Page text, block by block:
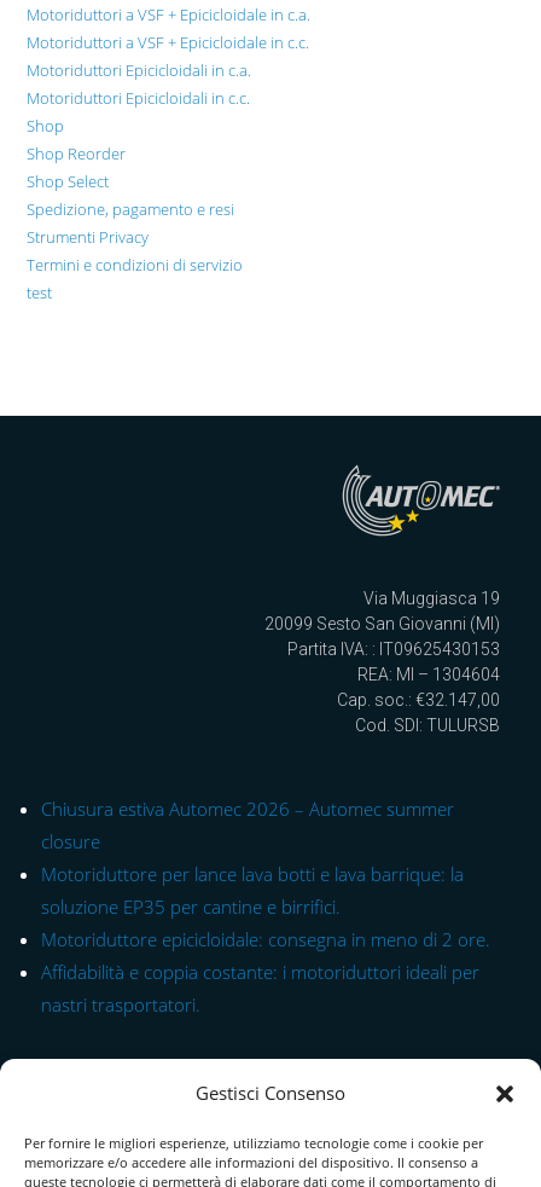
Gestisci Consenso
Per fornire le migliori esperienze, utilizziamo tecnologie come i cookie per
memorizzare e/o accedere alle informazioni del dispositivo. Il consenso a
queste tecnologie ci permetterà di elaborare dati come il comportamento di
Motoriduttori a VSF + Epicicloidale in c.a.
Motoriduttori a VSF + Epicicloidale in c.c.
Motoriduttori Epicicloidali in c.a.
Motoriduttori Epicicloidali in c.c.
Shop
Shop Reorder
Shop Select
Spedizione, pagamento e resi
Strumenti Privacy
Termini e condizioni di servizio
test
Via Muggiasca 19
20099 Sesto San Giovanni (MI)
Partita IVA: : IT09625430153
REA: MI – 1304604
Cap. soc.: €32.147,00
Cod. SDI: TULURSB
Chiusura estiva Automec 2026 – Automec summer
closure
Motoriduttore per lance lava botti e lava barrique: la
soluzione EP35 per cantine e birrifici.
Motoriduttore epicicloidale: consegna in meno di 2 ore.
Affidabilità e coppia costante: i motoriduttori ideali per
nastri trasportatori.
Chi Siamo